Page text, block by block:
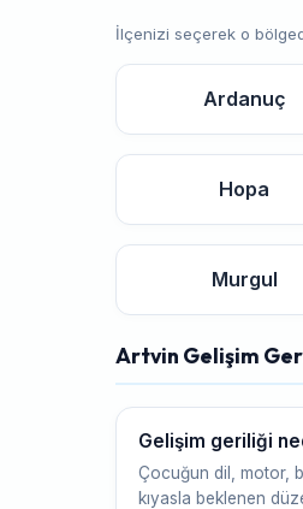
İlçenizi seçerek o
Ardanuç
Hopa
Murgul
Artvin Gelişim
Gelişim geriliği
Çocuğun dil, motor,
kıyasla beklenen